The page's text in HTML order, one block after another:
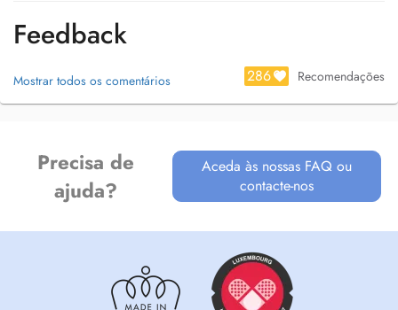
Feedback
Mostrar todos os comentários 286 Recomendações
Precisa de
ajuda?
Aceda às nossas FAQ ou
contacte-nos